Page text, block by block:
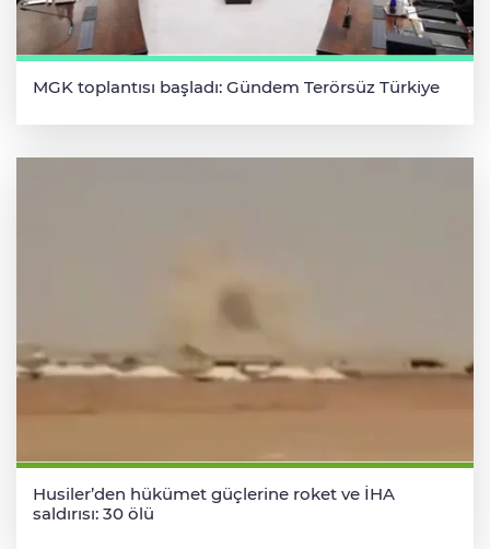
MGK toplantısı başladı: Gündem Terörsüz Türkiye
Husiler’den hükümet güçlerine roket ve İHA
saldırısı: 30 ölü